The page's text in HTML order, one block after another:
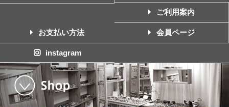
ご利用案内
お支払い方法 会員ページ
instagram